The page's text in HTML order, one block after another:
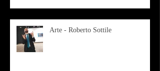
Arte - Roberto Sottile